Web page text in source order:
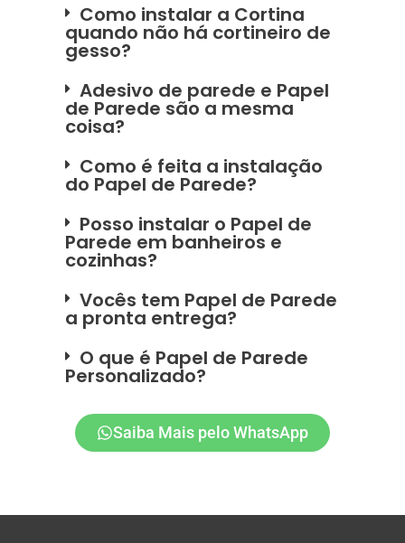
Como instalar a Cortina
quando não há cortineiro de
gesso?
Adesivo de parede e Papel
de Parede são a mesma
coisa?
Como é feita a instalação
do Papel de Parede?
Posso instalar o Papel de
Parede em banheiros e
cozinhas?
Vocês tem Papel de Parede
a pronta entrega?
O que é Papel de Parede
Personalizado?
Saiba Mais pelo WhatsApp